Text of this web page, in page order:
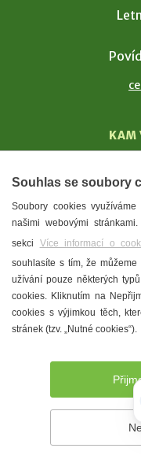
KAM
Prohlášení o
Souhlas se soubory
Soubory cookies
našimi webovými
sekci Více informací o
souhlasíte s tím, že
užívání pouze některých
cookies. Kliknutím na
cookies s výjimkou těch,
stránek (tzv. „Nutné cookies“).